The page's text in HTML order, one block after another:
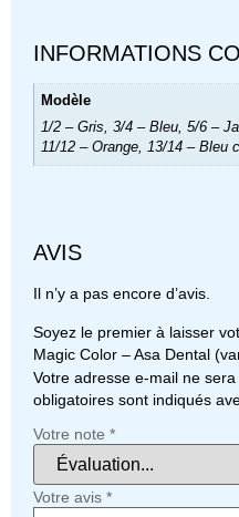
INFORMATIONS
Modèle
1/2 – Gris, 3/4 – Bleu, 5/6 –
11/12 – Orange, 13/14 – Bleu
AVIS
Il n’y a pas encore d’avis.
Soyez le premier à laisser
Magic Color – Asa Dental
Votre adresse e-mail ne sera
obligatoires sont indiqués
Votre note *
Votre avis *